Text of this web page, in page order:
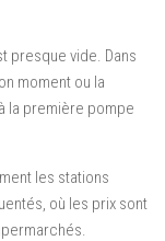
presque vide. Dans
moment ou la
la première pompe
les stations
où les prix sont